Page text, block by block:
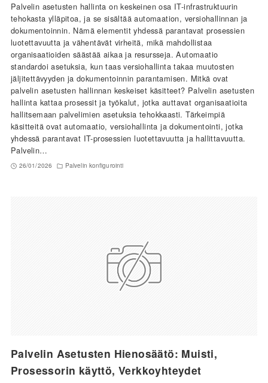
Palvelin asetusten hallinta on keskeinen osa IT-infrastruktuurin
tehokasta ylläpitoa, ja se sisältää automaation, versiohallinnan ja
dokumentoinnin. Nämä elementit yhdessä parantavat prosessien
luotettavuutta ja vähentävät virheitä, mikä mahdollistaa
organisaatioiden säästää aikaa ja resursseja. Automaatio
standardoi asetuksia, kun taas versiohallinta takaa muutosten
jäljitettävyyden ja dokumentoinnin parantamisen. Mitkä ovat
palvelin asetusten hallinnan keskeiset käsitteet? Palvelin asetusten
hallinta kattaa prosessit ja työkalut, jotka auttavat organisaatioita
hallitsemaan palvelimien asetuksia tehokkaasti. Tärkeimpiä
käsitteitä ovat automaatio, versiohallinta ja dokumentointi, jotka
yhdessä parantavat IT-prosessien luotettavuutta ja hallittavuutta.
Palvelin…
26/01/2026 Palvelin konfigurointi
Palvelin Asetusten Hienosäätö: Muisti,
Prosessorin käyttö, Verkkoyhteydet